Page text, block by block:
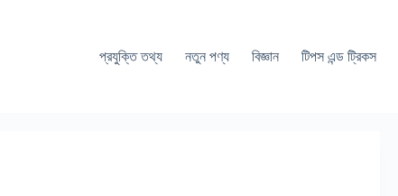
প্রযুক্তি তথ্য
নতুন পণ্য বিজ্ঞান টিপস এন্ড ট্রিকস